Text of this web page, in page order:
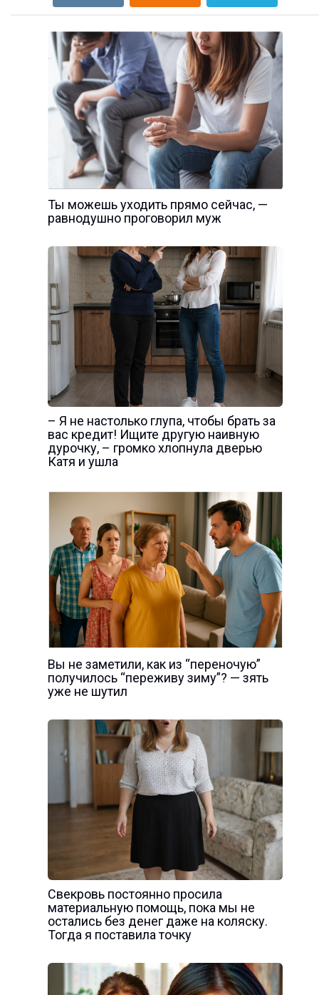
Ты можешь уходить прямо сейчас, —
равнодушно проговорил муж
– Я не настолько глупа, чтобы брать за
вас кредит! Ищите другую наивную
дурочку, – громко хлопнула дверью
Катя и ушла
Вы не заметили, как из “переночую”
получилось “переживу зиму”? — зять
уже не шутил
Свекровь постоянно просила
материальную помощь, пока мы не
остались без денег даже на коляску.
Тогда я поставила точку